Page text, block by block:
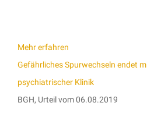
Mehr erfahren
Gefährliches Spurwechseln endet
psychiatrischer Klinik
BGH, Urteil vom 06.08.2019